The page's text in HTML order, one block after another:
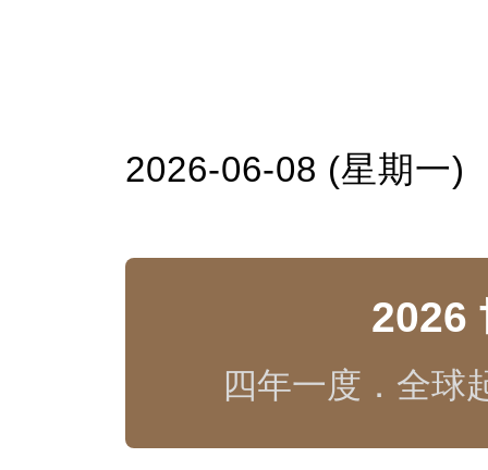
2026-06-08 (星期一)
2026
四年一度．全球